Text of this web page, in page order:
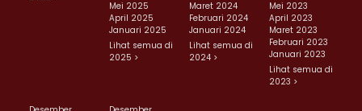
Mei 2025
April 2025
Januari 2025
Lihat semua di
2025 >
Maret 2024
Februari 2024
Januari 2024
Lihat semua di
2024 >
Mei 2023
April 2023
Maret 2023
Februari 2023
Januari 2023
Lihat semua di
2023 >